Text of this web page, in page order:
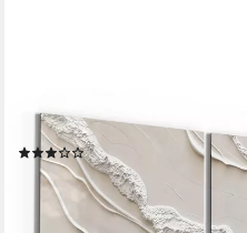
Bild schwebend modern
(2)
214,90 € UVP249,00 €
lieferbar in 10 Wochen